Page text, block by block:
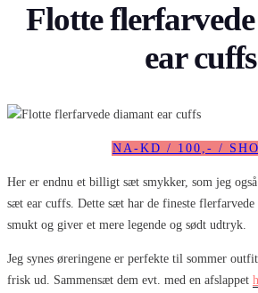
Flotte
ear cuffs
NA-KD / 100,- /
Her er endnu et billigt sæt smykker, som jeg
sæt ear cuffs. Dette sæt har de fineste flerfarvede
smukt og giver et mere legende og sødt udtryk.
Jeg synes øreringene er perfekte til sommer
frisk ud. Sammensæt dem evt. med en afslappet